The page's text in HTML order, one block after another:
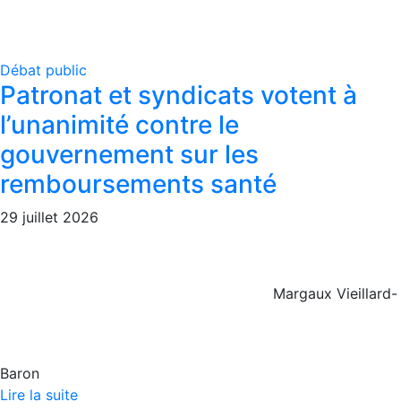
Débat public
Patronat et syndicats votent à
l’unanimité contre le
gouvernement sur les
remboursements santé
29 juillet 2026
Margaux Vieillard-
Baron
Lire la suite